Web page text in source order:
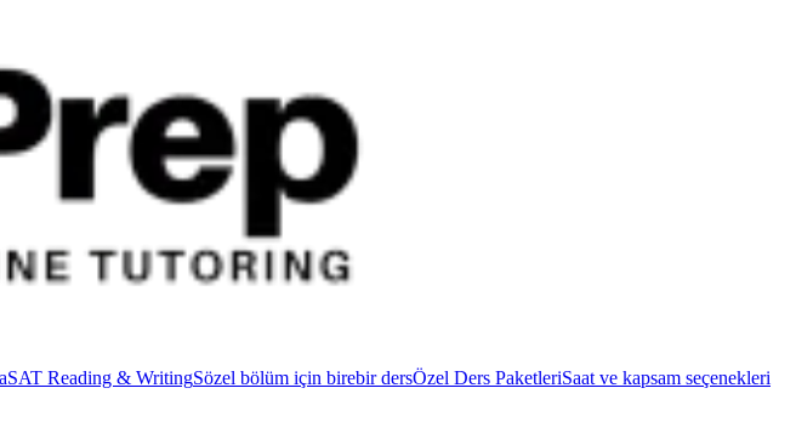
SAT Reading & WritingSözel bölüm için birebir dersÖzel Ders PaketleriSaat ve kapsam seçenekleri